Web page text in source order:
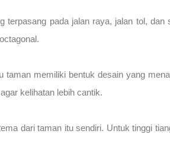
pada jalan raya, jalan tol, dan
memiliki bentuk desain yang
kelihatan lebih cantik.
dari taman itu sendiri. Untuk tinggi